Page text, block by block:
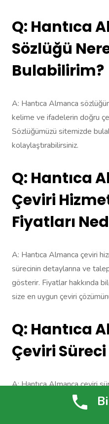
Q: Hantıca
Sözlüğü
Bulabilirim?
A: Hantıca Almanca
kelime ve ifadelerin doğru
Sözlüğümüzü sitemizde
kolaylaştırabilirsiniz.
Q: Hantıca
Çeviri
Fiyatları
A: Hantıca Almanca çeviri
sürecinin detaylarına ve
gösterir. Fiyatlar hakkında
size en uygun çeviri
Q: Hantıca
Çeviri Süreci
A: Hantıca Almanca çeviri
yapılarak doğru ve kaliteli
olduğunuz